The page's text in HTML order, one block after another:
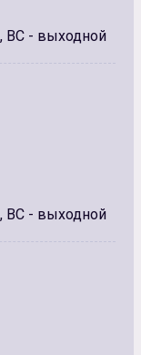
ВС - выходной
ВС - выходной